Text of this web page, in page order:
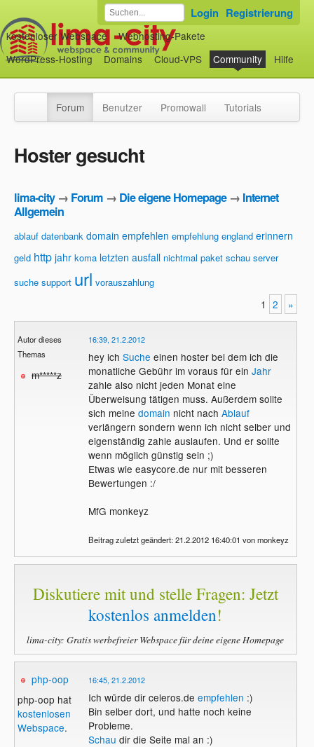
kostenloser Webspace
Webhosting-Pakete
WordPress-Hosting
Domains Cloud-VPS Community Hilfe
Login Registrierung
Forum Benutzer Promowall Tutorials
Hoster gesucht
lima-city→ Forum → Die eigene Homepage→ Internet
Allgemein
ablauf datenbank domain empfehlen empfehlung england erinnern
geld http jahr koma letzten ausfall nichtmal paket schau server
suche support url vorauszahlung
1 2 »
Autor dieses
Themas
m*****z
16:39, 21.2.2012
hey ich Suche einen hoster bei dem ich die
monatliche Gebühr im voraus für ein Jahr
zahle also nicht jeden Monat eine
Überweisung tätigen muss. Außerdem sollte
sich meine domain nicht nach Ablauf
verlängern sondern wenn ich nicht selber und
eigenständig zahle auslaufen. Und er sollte
wenn möglich günstig sein ;)
Etwas wie easycore.de nur mit besseren
Bewertungen :/
MfG monkeyz
Beitrag zuletzt geändert: 21.2.2012 16:40:01 von monkeyz
Diskutiere mit und stelle Fragen: Jetzt
kostenlos anmelden!
lima-city: Gratis werbefreier Webspace für deine eigene Homepage
php-oop
php-oop hat
kostenlosen
Webspace.
16:45, 21.2.2012
Ich würde dir celeros.de empfehlen :)
Bin selber dort, und hatte noch keine
Probleme.
Schau dir die Seite mal an :)